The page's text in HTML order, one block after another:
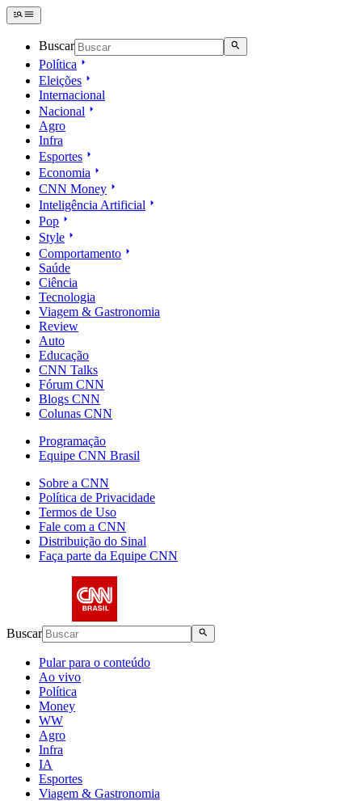
Buscar
Política
Eleições
Internacional
Nacional
Agro
Infra
Esportes
Economia
CNN Money
Inteligência Artificial
Pop
Style
Comportamento
Saúde
Ciência
Tecnologia
Viagem & Gastronomia
Review
Auto
Educação
CNN Talks
Fórum CNN
Blogs CNN
Colunas CNN
Programação
Equipe CNN Brasil
Sobre a CNN
Política de Privacidade
Termos de Uso
Fale com a CNN
Distribuição do Sinal
Faça parte da Equipe CNN
Buscar
Pular para o conteúdo
Ao vivo
Política
Money
WW
Agro
Infra
IA
Esportes
Viagem & Gastronomia